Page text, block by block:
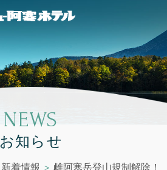
NEWS
お知らせ
新着情報 雌阿寒岳登山規制解除！